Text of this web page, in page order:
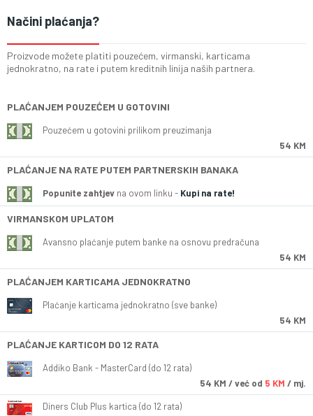
Načini plaćanja?
Proizvode možete platiti pouzećem, virmanski, karticama
jednokratno, na rate i putem kreditnih linija naših partnera.
PLAĆANJEM POUZEĆEM U GOTOVINI
Pouzećem u gotovini prilikom preuzimanja
54 KM
PLAĆANJE NA RATE PUTEM PARTNERSKIH BANAKA
Popunite zahtjev na ovom linku - Kupi na rate!
VIRMANSKOM UPLATOM
Avansno plaćanje putem banke na osnovu predračuna
54 KM
PLAĆANJEM KARTICAMA JEDNOKRATNO
Plaćanje karticama jednokratno (sve banke)
54 KM
PLAĆANJE KARTICOM DO 12 RATA
Addiko Bank - MasterCard (do 12 rata)
54 KM / već od 5 KM / mj.
Diners Club Plus kartica (do 12 rata)